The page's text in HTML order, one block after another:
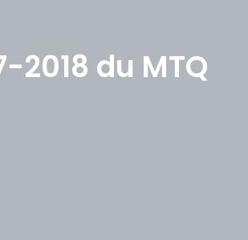
2018 du MTQ